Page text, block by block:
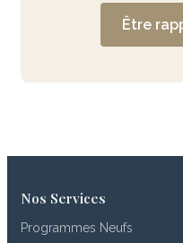
Être
Nos Services
Programmes Neufs